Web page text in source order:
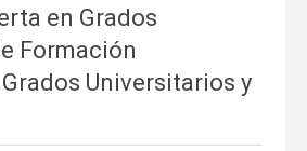
en Grados
Formación
Universitarios y